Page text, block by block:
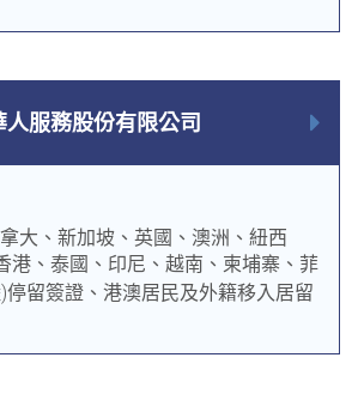
人服務股份有限公司
大、新加坡、英國、澳洲、紐西
港、泰國、印尼、越南、柬埔寨、菲
國、愛爾蘭、義大利、希臘、土耳
停留簽證、港澳居民及外籍移入居留